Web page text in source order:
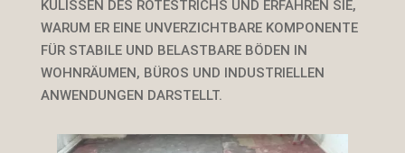
KULISSEN DES ROTESTRICHS UND ERFAHREN SIE,
WARUM ER EINE UNVERZICHTBARE KOMPONENTE
FÜR STABILE UND BELASTBARE BÖDEN IN
WOHNRÄUMEN, BÜROS UND INDUSTRIELLEN
ANWENDUNGEN DARSTELLT.